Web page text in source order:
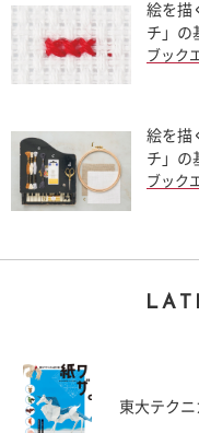
絵を描
チ」の
ブック
絵を描
チ」の
ブック
東大テクニ